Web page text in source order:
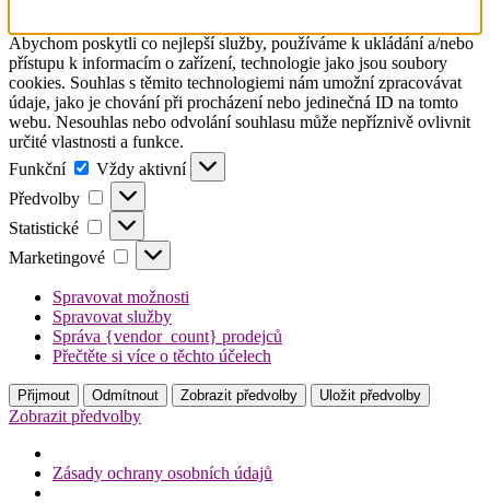
Abychom poskytli co nejlepší služby, používáme k ukládání a/nebo
přístupu k informacím o zařízení, technologie jako jsou soubory
cookies. Souhlas s těmito technologiemi nám umožní zpracovávat
údaje, jako je chování při procházení nebo jedinečná ID na tomto
webu. Nesouhlas nebo odvolání souhlasu může nepříznivě ovlivnit
určité vlastnosti a funkce.
Funkční
Funkční
Vždy aktivní
Předvolby
Předvolby
Statistické Statistické
Marketingové Marketingové
Spravovat možnosti
Spravovat služby
Správa {vendor_count} prodejců
Přečtěte si více o těchto účelech
Přijmout Odmítnout Zobrazit předvolby Uložit předvolby
Zobrazit předvolby
Zásady ochrany osobních údajů